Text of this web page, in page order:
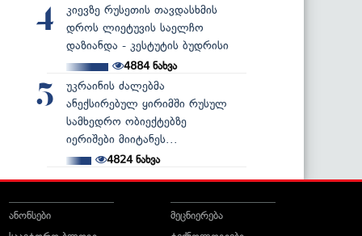
4
კიევზე რუსეთის თავდასხმის
დროს ლიეტუვის საელჩო
დაზიანდა - კესტუტის ბუდრისი
4884ნახვა
5
უკრაინის ძალებმა
ანექსირებულ ყირიმში რუსულ
სამხედრო ობიექტებზე
იერიშები მიიტანეს...
4824ნახვა
ანონსები
მეცნიერება